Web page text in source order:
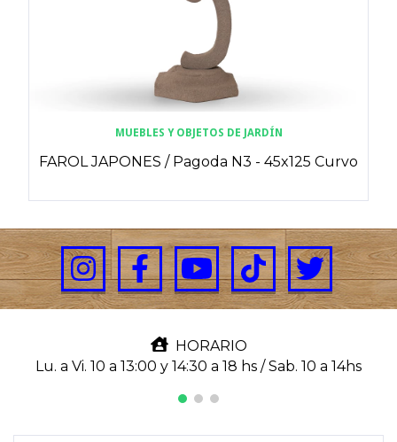
MUEBLES Y OBJETOS DE JARDÍN
FAROL JAPONES / Pagoda N3 - 45x125 Curvo
HORARIO
Lu. a Vi. 10 a 13:00 y 14:30 a 18 hs / Sab. 10 a 14hs